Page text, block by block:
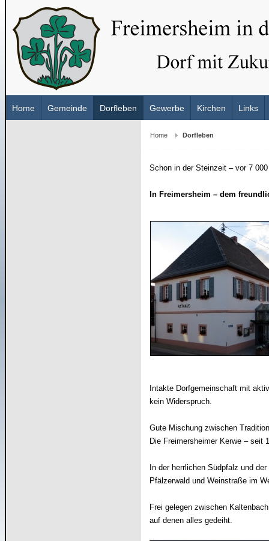
Home Gemeinde Dorfleben Gewerbe Kirchen Links
Home Dorfleben
Schon in der Steinzeit – vor 7
In Freimersheim – dem
Intakte Dorfgemeinschaft mit
kein Widerspruch.
Gute Mischung zwischen
Die Freimersheimer Kerwe – seit
In der herrlichen Südpfalz und
Pfälzerwald und Weinstraße im
Frei gelegen zwischen
auf denen alles gedeiht.